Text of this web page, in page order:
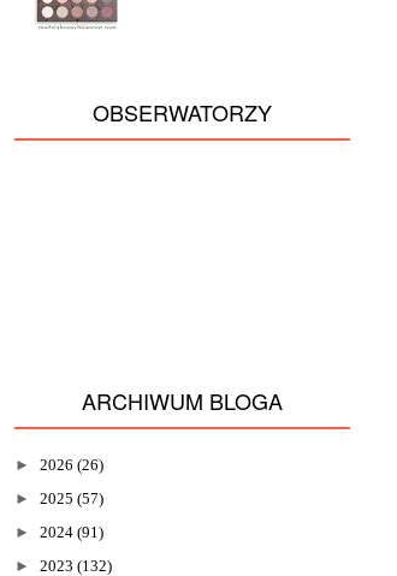
OBSERWATORZY
ARCHIWUM BLOGA
► 2026 (26)
► 2025 (57)
► 2024 (91)
► 2023 (132)